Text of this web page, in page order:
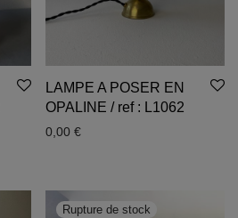
LAMPE A POSER EN
OPALINE / ref : L1062
0,00 €